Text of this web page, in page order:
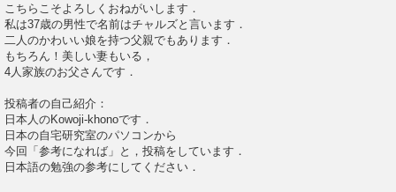
こちらこそよろしくおねがいします．
私は37歳の男性で名前はチャルズと言います．
二人のかわいい娘を持つ父親でもあります．
もちろん！美しい妻もいる，
4人家族のお父さんです．
投稿者の自己紹介：
日本人のKowoji-khonoです．
日本の自宅研究室のパソコンから
今回「参考になれば」と，投稿をしています．
日本語の勉強の参考にしてください．